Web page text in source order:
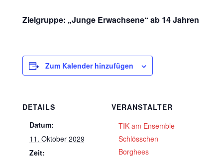
Zielgruppe: „Junge Erwachsene“ ab 14 Jahren
Zum Kalender hinzufügen
DETAILS
Datum:
11. Oktober 2029
Zeit:
VERANSTALTER
TIK am Ensemble
Schlösschen
Borghees